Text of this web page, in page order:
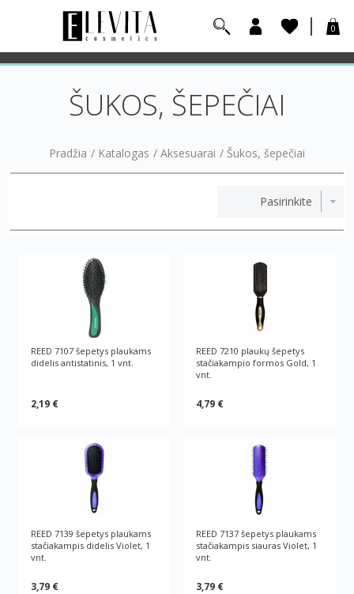
0
ŠUKOS, ŠEPEČIAI
Pradžia / Katalogas / Aksesuarai / Šukos, šepečiai
REED 7107 šepetys plaukams
didelis antistatinis, 1 vnt.
2,19 €
REED 7210 plaukų šepetys
stačiakampio formos Gold, 1
vnt.
4,79 €
REED 7139 šepetys plaukams
stačiakampis didelis Violet, 1
vnt.
3,79 €
REED 7137 šepetys plaukams
stačiakampis siauras Violet, 1
vnt.
3,79 €